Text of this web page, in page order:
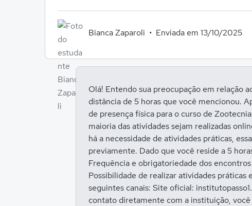
Bianca Zaparoli Enviada em 13/10/2025
Olá! Entendo sua preocupação em relação
distância de 5 horas que você mencionou.
de presença física para o curso de
maioria das atividades sejam realizadas
há a necessidade de atividades práticas,
previamente. Dado que você reside a 5
Frequência e obrigatoriedade dos
Possibilidade de realizar atividades
seguintes canais: Site oficial:
contato diretamente com a instituição,